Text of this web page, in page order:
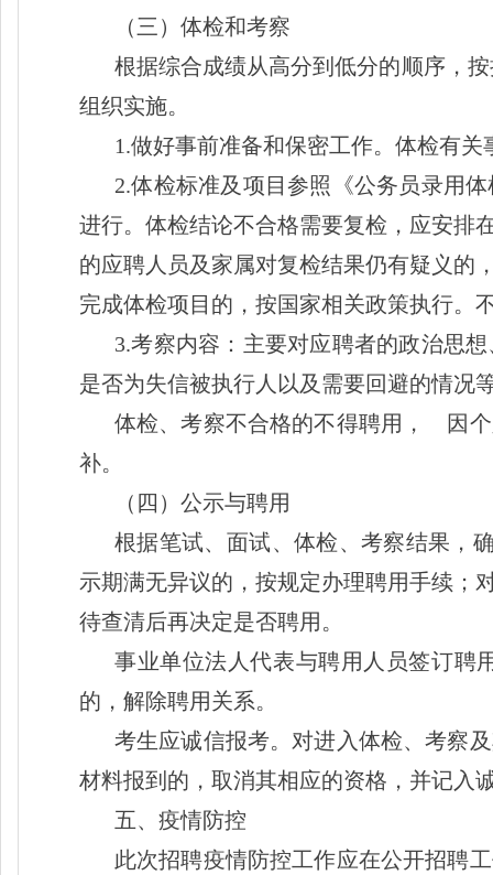
（三）体检和考察
根据综合成绩从高分到低分的顺序，
组织实施。
1.做好事前准备和保密工作。体检有
2.体检标准及项目参照《公务员录用
进行。体检结论不合格需要复检，应安排
的应聘人员及家属对复检结果仍有疑义的
完成体检项目的，按国家相关政策执行。
3.考察内容：主要对应聘者的政治思
是否为失信被执行人以及需要回避的情况
体检、考察不合格的不得聘用，
因
补。
（四）公示与聘用
根据笔试、面试、体检、考察结果，
示期满无异议的，按规定办理聘用手续；
待查清后再决定是否聘用。
事业单位法人代表与聘用人员签订聘
的，解除聘用关系。
考生应诚信报考。对进入体检、考察
材料报到的，取消其相应的资格，并记入
五、疫情防控
此次招聘疫情防控工作应在公开招聘